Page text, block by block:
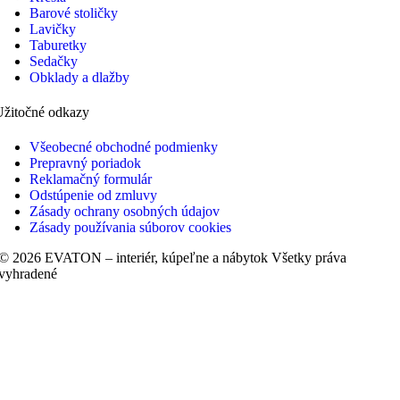
Barové stoličky
Lavičky
Taburetky
Sedačky
Obklady a dlažby
odkazy
Všeobecné obchodné podmienky
Prepravný poriadok
Reklamačný formulár
Odstúpenie od zmluvy
Zásady ochrany osobných údajov
Zásady používania súborov cookies
2026 EVATON – interiér, kúpeľne a nábytok Všetky práva